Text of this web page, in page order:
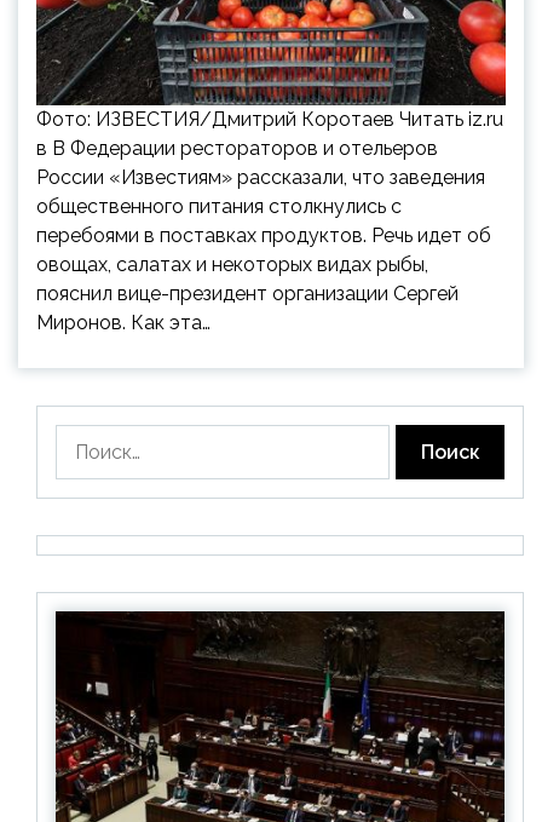
Фото: ИЗВЕСТИЯ/Дмитрий Коротаев Читать iz.ru
в В Федерации рестораторов и отельеров
России «Известиям» рассказали, что заведения
общественного питания столкнулись с
перебоями в поставках продуктов. Речь идет об
овощах, салатах и некоторых видах рыбы,
пояснил вице-президент организации Сергей
Миронов. Как эта…